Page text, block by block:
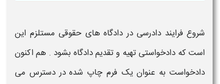
شروع فرایند دادرسی در دادگاه های حقوقی مستلزم این
است که دادخواستی تهیه و تقدیم دادگاه بشود . هم اکنون
دادخواست به عنوان یک فرم چاپ شده در دسترس می